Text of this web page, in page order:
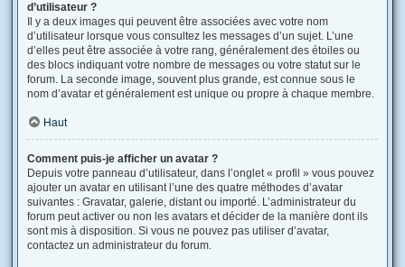
d’utilisateur ?
Il y a deux images qui peuvent être associées avec votre nom
d’utilisateur lorsque vous consultez les messages d’un sujet. L’une
d’elles peut être associée à votre rang, généralement des étoiles ou
des blocs indiquant votre nombre de messages ou votre statut sur le
forum. La seconde image, souvent plus grande, est connue sous le
nom d’avatar et généralement est unique ou propre à chaque membre.
Haut
Comment puis-je afficher un avatar ?
Depuis votre panneau d’utilisateur, dans l’onglet « profil » vous pouvez
ajouter un avatar en utilisant l’une des quatre méthodes d’avatar
suivantes : Gravatar, galerie, distant ou importé. L’administrateur du
forum peut activer ou non les avatars et décider de la manière dont ils
sont mis à disposition. Si vous ne pouvez pas utiliser d’avatar,
contactez un administrateur du forum.